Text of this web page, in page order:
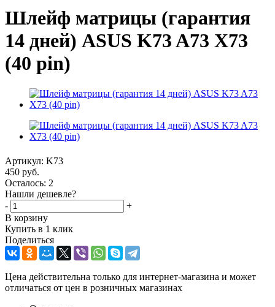
Шлейф матрицы (гарантия
14 дней) ASUS K73 A73 X73
(40 pin)
Артикул: K73
450 руб.
Осталось: 2
Нашли дешевле?
-
+
В корзину
Купить в 1 клик
Поделиться
Цена действительна только для интернет-магазина и может
отличаться от цен в розничных магазинах